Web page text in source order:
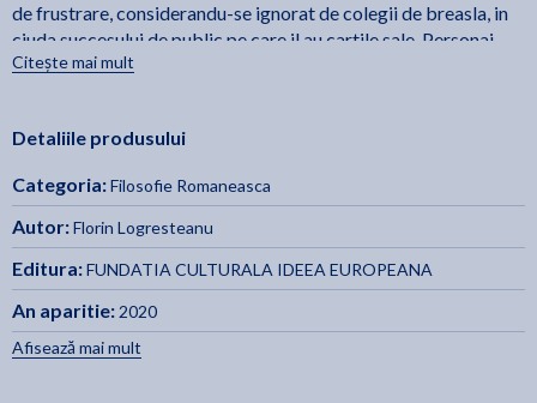
de frustrare, considerandu-se ignorat de colegii de breasla, in
ciuda succesului de public pe care il au cartile sale. Personaj
exponential – in jurul lui se desfasoara cea mai mare parte a
Pe de alta parte, eroul se vrea un observator atent si lucid al
semnificand puterea creatoare, se dovedeste lipsita de iluzii si
intelegere. Peroratia sa in fata lui Policar este un amestec de
sinceritate si patetism, de credinta si naivitate, ce-l plaseaza in
ipostaza visatorului incurabil, combinand in constiinta sa
artistica ceea ce-i ofera universul exterior si meandrele
labirintice ale propriei interioritati. Se autodefineste Escargot,
omul-melc, si nutreste sincer iluzia capacitatii sale artistice de
Citește mai mult
Detaliile produsului
Categoria:Filosofie Romaneasca
Autor:Florin Logresteanu
Editura:FUNDATIA CULTURALA IDEEA EUROPEANA
An aparitie: 2020
Afisează mai mult